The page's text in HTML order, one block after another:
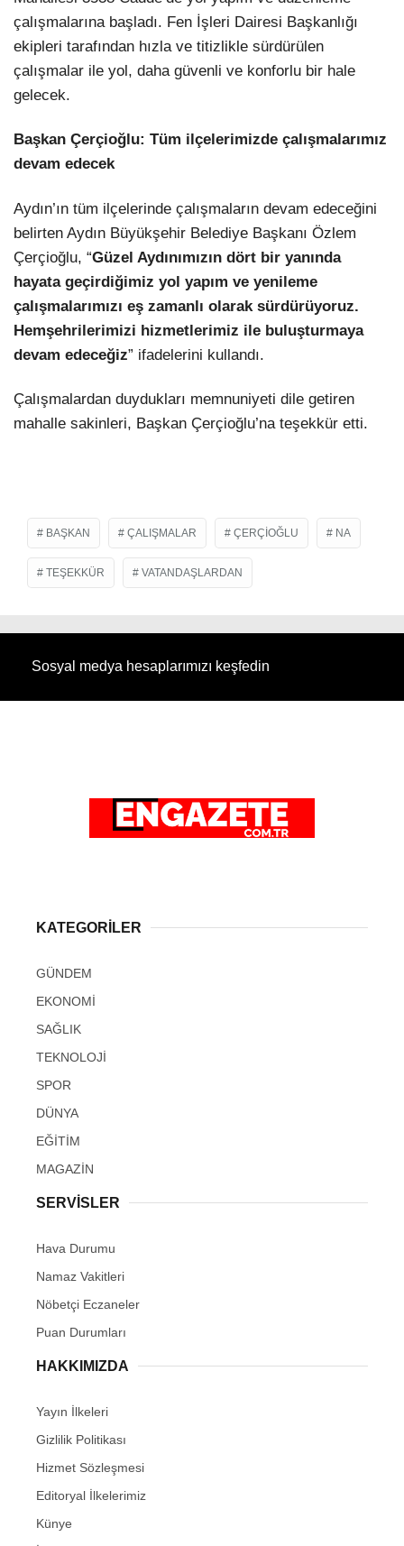
çalışmalarına başladı. Fen İşleri Dairesi Başkanlığı
ekipleri tarafından hızla ve titizlikle sürdürülen
çalışmalar ile yol, daha güvenli ve konforlu bir hale
gelecek.
Başkan Çerçioğlu: Tüm ilçelerimizde çalışmalarımız
devam edecek
Aydın’ın tüm ilçelerinde çalışmaların devam edeceğini
belirten Aydın Büyükşehir Belediye Başkanı Özlem
Çerçioğlu, “Güzel Aydınımızın dört bir yanında
hayata geçirdiğimiz yol yapım ve yenileme
çalışmalarımızı eş zamanlı olarak sürdürüyoruz.
Hemşehrilerimizi hizmetlerimiz ile buluşturmaya
devam edeceğiz” ifadelerini kullandı.
Çalışmalardan duydukları memnuniyeti dile getiren
mahalle sakinleri, Başkan Çerçioğlu’na teşekkür etti.
BAŞKAN ÇALIŞMALAR ÇERÇIOĞLU NA
TEŞEKKÜR VATANDAŞLARDAN
Sosyal medya hesaplarımızı keşfedin
KATEGORİLER
GÜNDEM
EKONOMİ
SAĞLIK
TEKNOLOJİ
SPOR
DÜNYA
EĞİTİM
MAGAZİN
SERVİSLER
Hava Durumu
Namaz Vakitleri
Nöbetçi Eczaneler
Puan Durumları
HAKKIMIZDA
Yayın İlkeleri
Gizlilik Politikası
Hizmet Sözleşmesi
Editoryal İlkelerimiz
Künye